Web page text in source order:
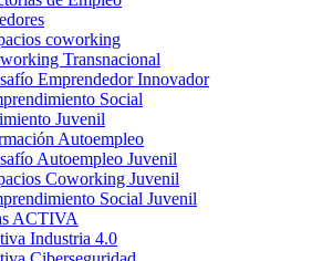
coworking
Transnacional
Emprendedor Innovador
Social
Juvenil
Autoempleo
Autoempleo Juvenil
Coworking Juvenil
Social Juvenil
ACTIVA
Industria 4.0